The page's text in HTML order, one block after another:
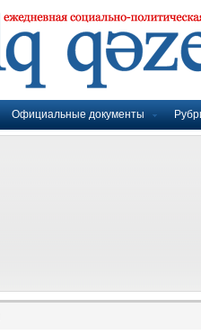
Официальные документы